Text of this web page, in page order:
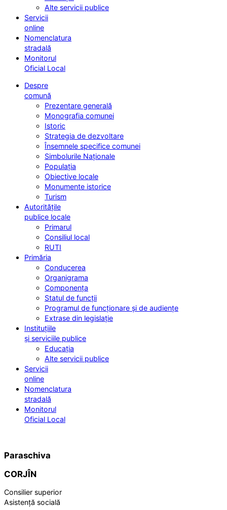
Alte servicii publice
Servicii
online
Nomenclatura
stradală
Monitorul
Oficial Local
Despre
comună
Prezentare generală
Monografia comunei
Istoric
Strategia de dezvoltare
Însemnele specifice comunei
Simbolurile Naționale
Populația
Obiective locale
Monumente istorice
Turism
Autoritățile
publice locale
Primarul
Consiliul local
RUTI
Primăria
Conducerea
Organigrama
Componența
Statul de funcții
Programul de funcționare și de audiențe
Extrase din legislație
Instituțiile
și serviciile publice
Educația
Alte servicii publice
Servicii
online
Nomenclatura
stradală
Monitorul
Oficial Local
Paraschiva
CORJÎN
Consilier superior
Asistență socială